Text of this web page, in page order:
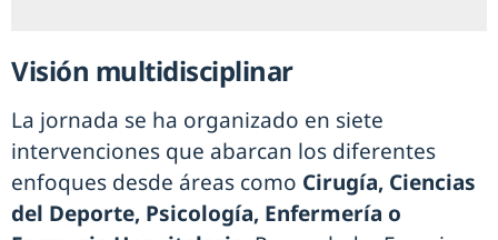
Visión multidisciplinar
La jornada se ha organizado en siete
intervenciones que abarcan los diferentes
enfoques desde áreas como Cirugía, Ciencias
del Deporte, Psicología, Enfermería o